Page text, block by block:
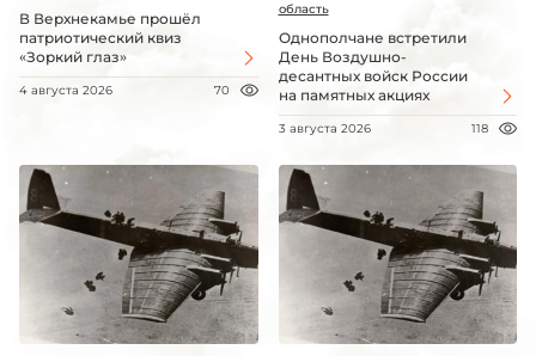
В Верхнекамье прошёл
патриотический квиз
«Зоркий глаз»
4 августа 2026 70
область
Однополчане встретили
День Воздушно-
десантных войск России
на памятных акциях
3 августа 2026 118